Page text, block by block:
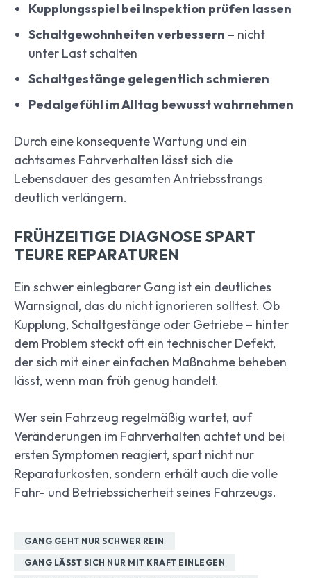
Kupplungsspiel bei Inspektion prüfen lassen
Schaltgewohnheiten verbessern – nicht
unter Last schalten
Schaltgestänge gelegentlich schmieren
Pedalgefühl im Alltag bewusst wahrnehmen
Durch eine konsequente Wartung und ein
achtsames Fahrverhalten lässt sich die
Lebensdauer des gesamten Antriebsstrangs
deutlich verlängern.
FRÜHZEITIGE DIAGNOSE SPART
TEURE REPARATUREN
Ein schwer einlegbarer Gang ist ein deutliches
Warnsignal, das du nicht ignorieren solltest. Ob
Kupplung, Schaltgestänge oder Getriebe – hinter
dem Problem steckt oft ein technischer Defekt,
der sich mit einer einfachen Maßnahme beheben
lässt, wenn man früh genug handelt.
Wer sein Fahrzeug regelmäßig wartet, auf
Veränderungen im Fahrverhalten achtet und bei
ersten Symptomen reagiert, spart nicht nur
Reparaturkosten, sondern erhält auch die volle
Fahr- und Betriebssicherheit seines Fahrzeugs.
GANG GEHT NUR SCHWER REIN
GANG LÄSST SICH NUR MIT KRAFT EINLEGEN